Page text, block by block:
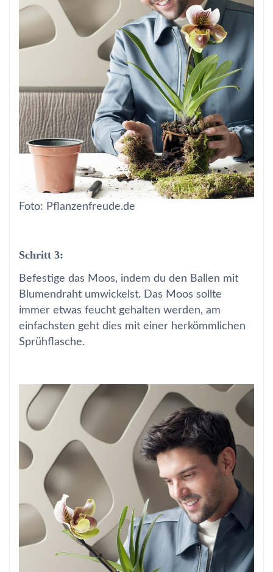
Foto: Pflanzenfreude.de
Schritt 3:
Befestige das Moos, indem du den Ballen mit
Blumendraht umwickelst. Das Moos sollte
immer etwas feucht gehalten werden, am
einfachsten geht dies mit einer herkömmlichen
Sprühflasche.